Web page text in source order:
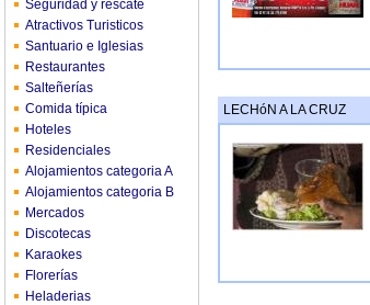
Seguridad y rescate
Atractivos Turisticos
Santuario e Iglesias
Restaurantes
Salteñerías
Comida típica
Hoteles
Residenciales
Alojamientos categoria A
Alojamientos categoria B
Mercados
Discotecas
Karaokes
Florerías
Heladerias
LECHóN A LA CRUZ